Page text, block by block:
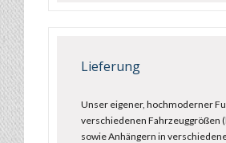
Lieferung
Unser eigener, hochmoderner
verschiedenen Fahrzeuggrößen
sowie Anhängern in